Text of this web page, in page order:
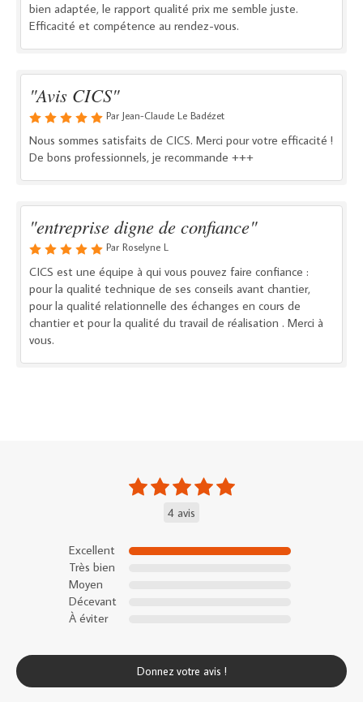
bien adaptée, le rapport qualité prix me semble juste.
Efficacité et compétence au rendez-vous.
"Avis CICS"
Par Jean-Claude Le Badézet
Nous sommes satisfaits de CICS. Merci pour votre efficacité !
De bons professionnels, je recommande +++
"entreprise digne de confiance"
Par Roselyne L
CICS est une équipe à qui vous pouvez faire confiance :
pour la qualité technique de ses conseils avant chantier,
pour la qualité relationnelle des échanges en cours de
chantier et pour la qualité du travail de réalisation . Merci à
vous.
4 avis
Excellent
Très bien
Moyen
Décevant
À éviter
Donnez votre avis !